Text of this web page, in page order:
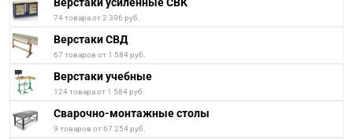
74 товара от 2 396 руб.
Верстаки СВД
67 товаров от 1 584 руб.
Верстаки учебные
124 товара от 1 584 руб.
Сварочно-монтажные столы
9 товаров от 67 254 руб.